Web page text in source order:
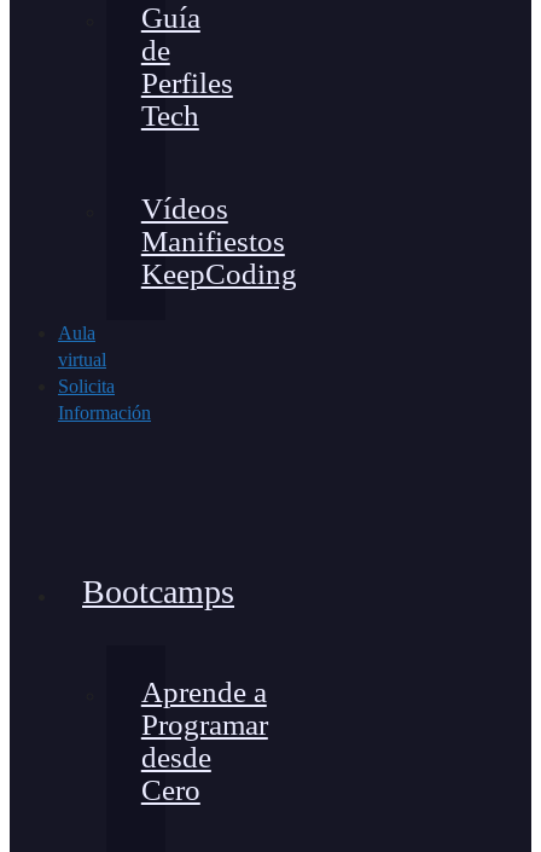
Guía
de
Perfiles
Tech
Vídeos
Manifiestos
KeepCoding
Aula
virtual
Solicita
Información
Bootcamps
Aprende a
Programar
desde
Cero